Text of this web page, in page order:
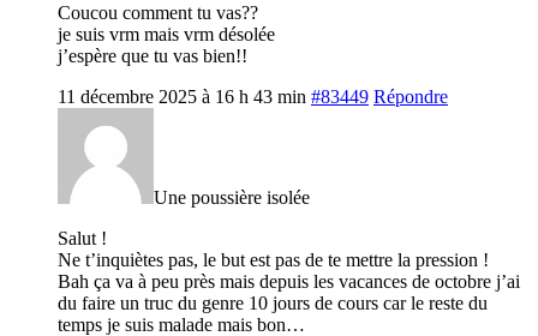
Coucou comment tu vas??
je suis vrm mais vrm désolée
j’espère que tu vas bien!!
11 décembre 2025 à 16 h 43 min #83449 Répondre
Une poussière isolée
Salut !
Ne t’inquiètes pas, le but est pas de te mettre la pression !
Bah ça va à peu près mais depuis les vacances de octobre j’ai
du faire un truc du genre 10 jours de cours car le reste du
temps je suis malade mais bon…